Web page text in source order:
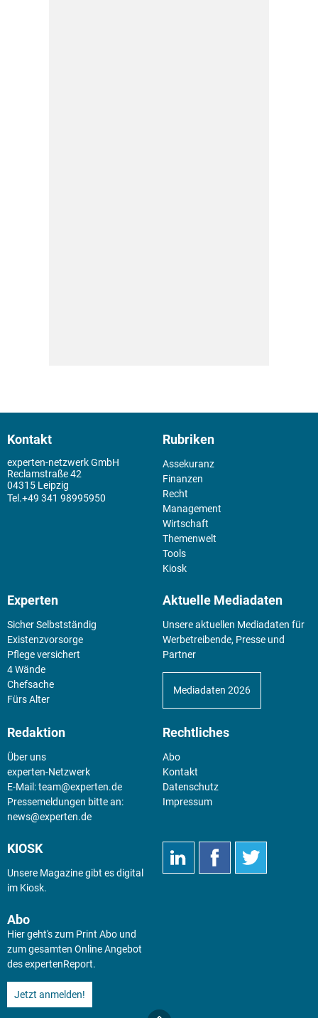
Kontakt
experten-netzwerk GmbH
Reclamstraße 42
04315 Leipzig
+49 341 98995950
Rubriken
Assekuranz
Finanzen
Recht
Management
Wirtschaft
Themenwelt
Tools
Kiosk
Experten
Sicher Selbstständig
Existenz­vorsorge
Pflege versichert
4 Wände
Chefsache
Fürs Alter
Aktuelle Mediadaten
Unsere aktuellen Mediadaten für
Werbetreibende, Presse und
Partner
Mediadaten 2026
Redaktion
Über uns
experten-Netzwerk
E-Mail:team@experten.de
Pressemeldungen bitte an:
news@experten.de
Rechtliches
Abo
Kontakt
Datenschutz
Impressum
KIOSK
Unsere Magazine gibt es digital
im Kiosk.
Abo
Hier geht's zum Print Abo und
zum gesamten Online Angebot
des expertenReport.
Jetzt anmelden!